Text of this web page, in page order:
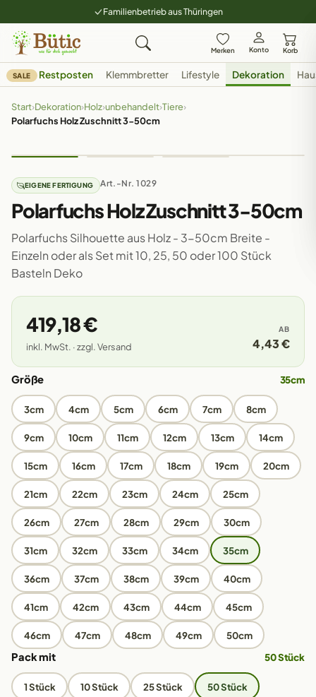
Familienbetrieb aus Thüringen
Merken Konto Korb
SALE Restposten Klemmbretter Lifestyle Dekoration
Start›Dekoration›Holz›unbehandelt›Tiere›
Polarfuchs Holz Zuschnitt 3-50cm
EIGENE FERTIGUNG Art.-Nr. 1029
Polarfuchs Holz Zuschnitt 3-50cm
Polarfuchs Silhouette aus Holz - 3-50cm Breite -
Einzeln oder als Set mit 10, 25, 50 oder 100 Stück
Basteln Deko
419,18 €
inkl. MwSt. · zzgl. Versand
AB
4,43 €
Größe 35cm
3cm 4cm 5cm 6cm 7cm 8cm
9cm 10cm 11cm 12cm 13cm 14cm
15cm 16cm 17cm 18cm 19cm 20cm
21cm 22cm 23cm 24cm 25cm
26cm 27cm 28cm 29cm 30cm
31cm 32cm 33cm 34cm 35cm
36cm 37cm 38cm 39cm 40cm
41cm 42cm 43cm 44cm 45cm
46cm 47cm 48cm 49cm 50cm
Pack mit 50 Stück
1 Stück 10 Stück 25 Stück 50 Stück